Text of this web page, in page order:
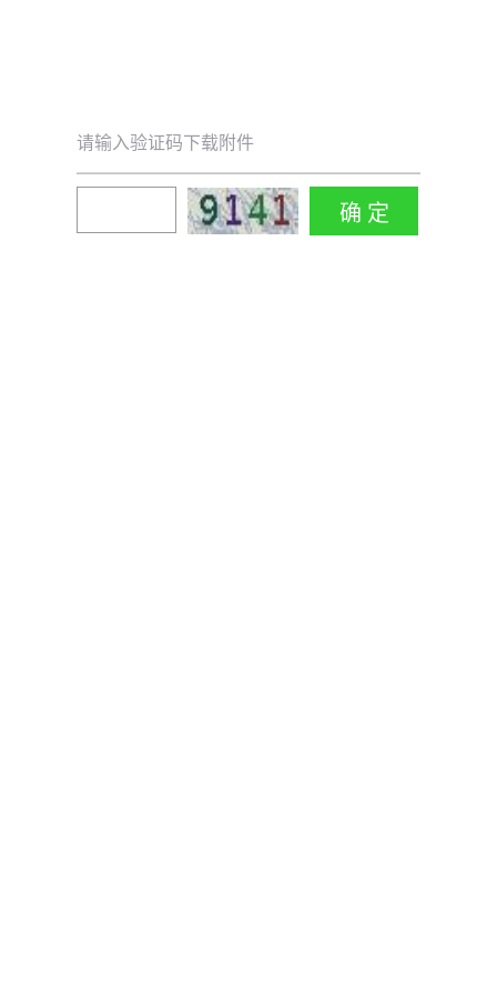
请输入验证码下载附件